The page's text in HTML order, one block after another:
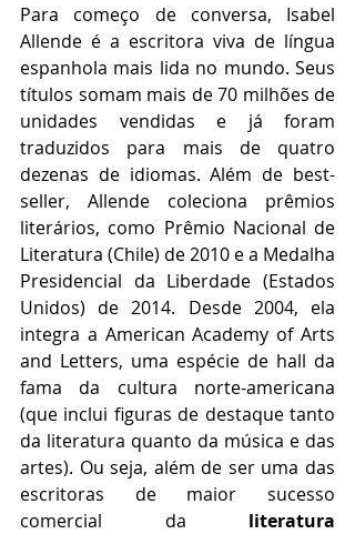
Para começo de conversa, Isabel
Allende é a escritora viva de língua
espanhola mais lida no mundo. Seus
títulos somam mais de 70 milhões de
unidades vendidas e já foram
traduzidos para mais de quatro
dezenas de idiomas. Além de best-
seller, Allende coleciona prêmios
literários, como Prêmio Nacional de
Literatura (Chile) de 2010 e a Medalha
Presidencial da Liberdade (Estados
Unidos) de 2014. Desde 2004, ela
integra a American Academy of Arts
and Letters, uma espécie de hall da
fama da cultura norte-americana
(que inclui figuras de destaque tanto
da literatura quanto da música e das
artes). Ou seja, além de ser uma das
escritoras de maior sucesso
comercial da literatura